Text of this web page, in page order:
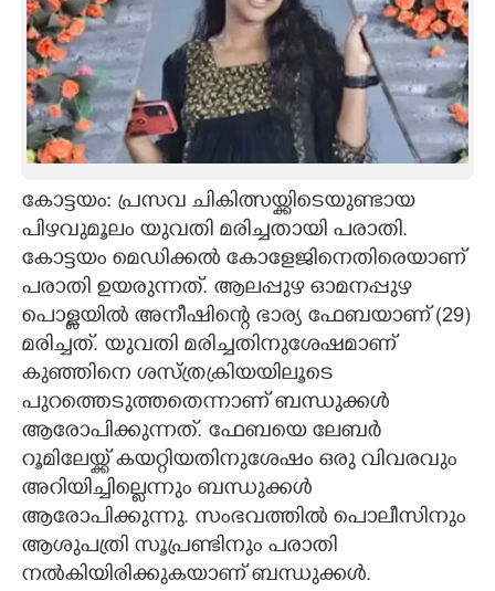
ART
ASTRO
CARTOONS
LITERATURE
ZOOM
CONTACT US
കോട്ടയം: പ്രസവ ചികിത്സയ്ക്കിടെയുണ്ടായ
പിഴവുമൂലം യുവതി മരിച്ചതായി പരാതി.
കോട്ടയം മെഡിക്കൽ കോളേജിനെതിരെയാണ്
പരാതി ഉയരുന്നത്. ആലപ്പുഴ ഓമനപ്പുഴ
പൊള്ളയിൽ അനീഷിന്റെ ഭാര്യ ഫേബയാണ് (29)
മരിച്ചത്. യുവതി മരിച്ചതിനുശേഷമാണ്
കുഞ്ഞിനെ ശസ്ത്രക്രിയയിലൂടെ
പുറത്തെടുത്തതെന്നാണ് ബന്ധുക്കൾ
ആരോപിക്കുന്നത്. ഫേബയെ ലേബർ
റൂമിലേയ്ക്ക് കയറ്റിയതിനുശേഷം ഒരു വിവരവും
അറിയിച്ചില്ലെന്നും ബന്ധുക്കൾ
ആരോപിക്കുന്നു. സംഭവത്തിൽ പൊലീസിനും
ആശുപത്രി സൂപ്രണ്ടിനും പരാതി
നൽകിയിരിക്കുകയാണ് ബന്ധുക്കൾ.